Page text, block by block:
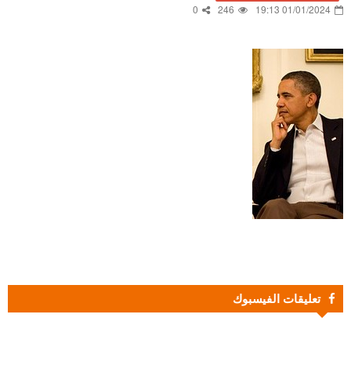
01/01/2024 19:13
246
0
تعليقات الفيسبوك